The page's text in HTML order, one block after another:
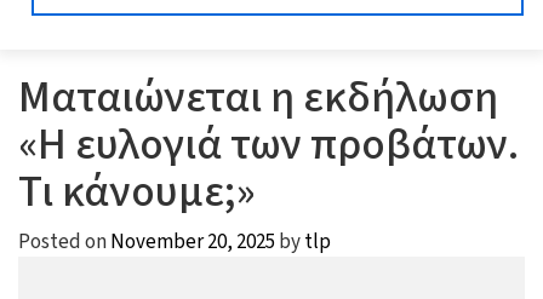
Ματαιώνεται η εκδήλωση
«Η ευλογιά των προβάτων.
Τι κάνουμε;»
Posted onNovember 20, 2025 bytlp